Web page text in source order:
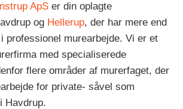
ApS er din oplagte
og Hellerup, der har mere end
professionel murearbejde. Vi er et
med specialiserede
flere områder af murerfaget, der
for private- såvel som
Havdrup.